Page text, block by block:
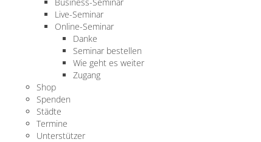
Live-Seminar
Online-Seminar
Danke
Seminar bestellen
Wie geht es weiter
Zugang
Shop
Spenden
Städte
Termine
Unterstützer